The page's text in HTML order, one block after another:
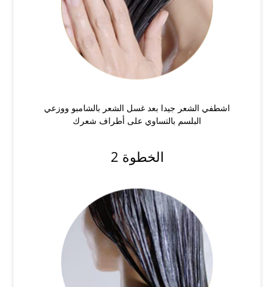
اشطفي الشعر جيدا بعد غسل الشعر بالشامبو ووزعي
البلسم بالتساوي على أطراف شعرك
الخطوة 2